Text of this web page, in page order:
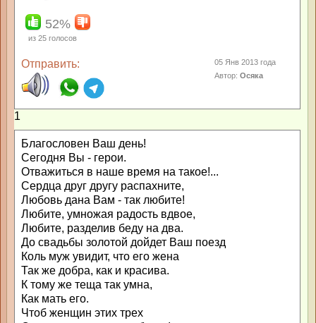
52%
из 25 голосов
Отправить:
05 Янв 2013 года
Автор:Осяка
1
Благословен Ваш день!
Сегодня Вы - герои.
Отважиться в наше время на такое!...
Сердца друг другу распахните,
Любовь дана Вам - так любите!
Любите, умножая радость вдвое,
Любите, разделив беду на два.
До свадьбы золотой дойдет Ваш поезд
Коль муж увидит, что его жена
Так же добра, как и красива.
К тому же теща так умна,
Как мать его.
Чтоб женщин этих трех